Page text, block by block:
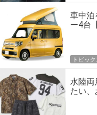
車中泊
ー4台
トピック
水陸両
たい、